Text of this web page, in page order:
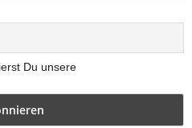
Du unsere